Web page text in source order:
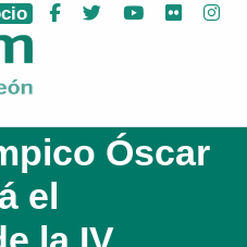
ASPAYM Castilla y León
Facebook
Twitter YouTube
Flickr
Óscar
el